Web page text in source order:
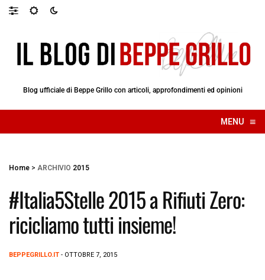
Blog ufficiale di Beppe Grillo con articoli, approfondimenti ed opinioni
MENU ≡
☰
Home > ARCHIVIO 2015
#Italia5Stelle 2015 a Rifiuti Zero:
ricicliamo tutti insieme!
BEPPEGRILLO.IT - OTTOBRE 7, 2015